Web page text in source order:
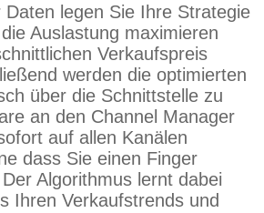
legen Sie Ihre Strategie
Auslastung maximieren
Verkaufspreis
werden die optimierten
über die Schnittstelle zu
an den Channel Manager
auf allen Kanälen
dass Sie einen Finger
Algorithmus lernt dabei
Ihren Verkaufstrends und